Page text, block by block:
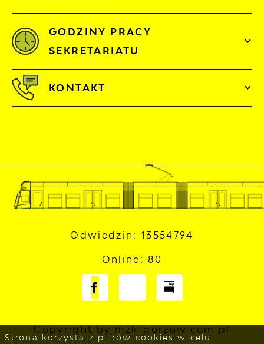
GODZINY PRACY
SEKRETARIATU
KONTAKT
Odwiedzin: 13554794
Online: 80
Copyright by mzk-gorzow.com.pl
Strona korzysta z plików cookies w celu